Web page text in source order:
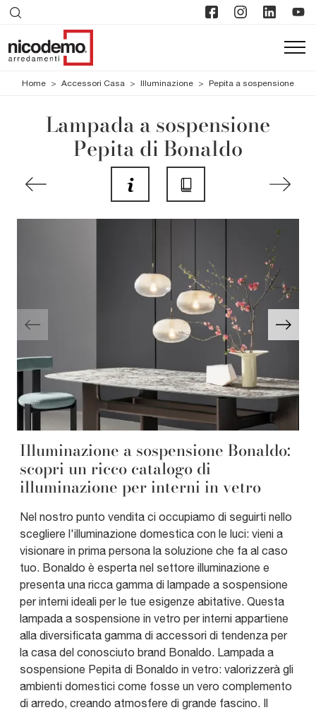
Home > Accessori Casa > Illuminazione > Pepita a sospensione
Lampada a sospensione
Pepita di Bonaldo
Illuminazione a sospensione Bonaldo:
scopri un ricco catalogo di
illuminazione per interni in vetro
Nel nostro punto vendita ci occupiamo di seguirti nello
scegliere l'illuminazione domestica con le luci: vieni a
visionare in prima persona la soluzione che fa al caso
tuo. Bonaldo è esperta nel settore illuminazione e
presenta una ricca gamma di lampade a sospensione
per interni ideali per le tue esigenze abitative. Questa
lampada a sospensione in vetro per interni appartiene
alla diversificata gamma di accessori di tendenza per
la casa del conosciuto brand Bonaldo. Lampada a
sospensione Pepita di Bonaldo in vetro: valorizzerà gli
ambienti domestici come fosse un vero complemento
di arredo, creando atmosfere di grande fascino. Il